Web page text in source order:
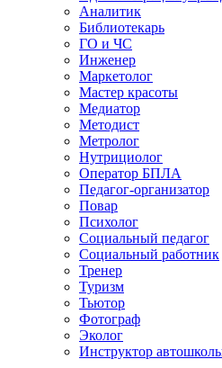
Аналитик
Библиотекарь
ГО и ЧС
Инженер
Маркетолог
Мастер красоты
Медиатор
Методист
Метролог
Нутрициолог
Оператор БПЛА
Педагог-организатор
Повар
Психолог
Социальный педагог
Социальный работник
Тренер
Туризм
Тьютор
Фотограф
Эколог
Инструктор